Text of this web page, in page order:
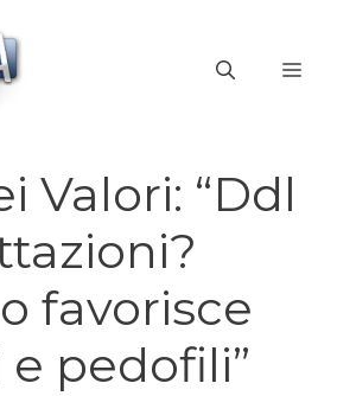
Valori: “Ddl
favorisce
pedofili”